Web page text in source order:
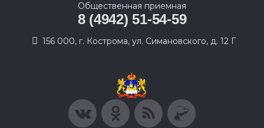
Общественная приемная
8 (4942) 51-54-59
156 000, г. Кострома, ул. Симановского, д. 12 Г